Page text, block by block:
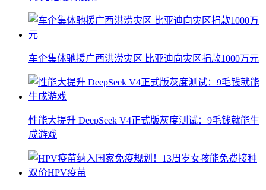
车企集体驰援广西洪涝灾区 比亚迪向灾区捐款1000万元
性能大提升 DeepSeek V4正式版灰度测试：9毛钱就能生
成游戏